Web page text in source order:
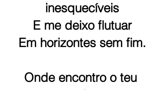
inesquecíveis
E me deixo flutuar
Em horizontes sem fim.
Onde encontro o teu